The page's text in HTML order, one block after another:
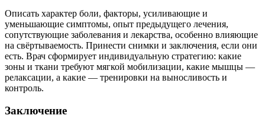
Описать характер боли, факторы, усиливающие и
уменьшающие симптомы, опыт предыдущего лечения,
сопутствующие заболевания и лекарства, особенно влияющие
на свёртываемость. Принести снимки и заключения, если они
есть. Врач сформирует индивидуальную стратегию: какие
зоны и ткани требуют мягкой мобилизации, какие мышцы —
релаксации, а какие — тренировки на выносливость и
контроль.
Заключение